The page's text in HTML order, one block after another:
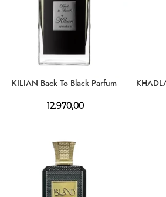
KILIAN Back To Black Parfum
12.970,00